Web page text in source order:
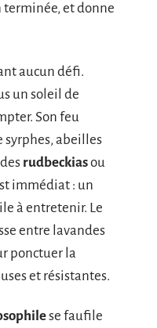
et donne
aucun défi.
un soleil de
Son feu
syrphes, abeilles
rudbeckiasou
immédiat : un
à entretenir. Le
entre lavandes
ponctuer la
et résistantes.
se faufile